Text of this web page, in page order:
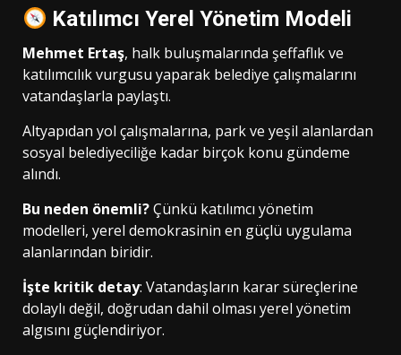
Katılımcı Yerel Yönetim Modeli
Mehmet Ertaş, halk buluşmalarında şeffaflık ve
katılımcılık vurgusu yaparak belediye çalışmalarını
vatandaşlarla paylaştı.
Altyapıdan yol çalışmalarına, park ve yeşil alanlardan
sosyal belediyeciliğe kadar birçok konu gündeme
alındı.
Bu neden önemli?Çünkü katılımcı yönetim
modelleri, yerel demokrasinin en güçlü uygulama
alanlarından biridir.
İşte kritik detay: Vatandaşların karar süreçlerine
dolaylı değil, doğrudan dahil olması yerel yönetim
algısını güçlendiriyor.